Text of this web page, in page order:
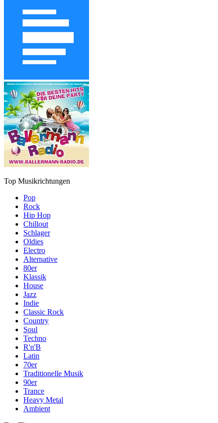
Top Musikrichtungen
Pop
Rock
Hip Hop
Chillout
Schlager
Oldies
Electro
Alternative
80er
Klassik
House
Jazz
Indie
Classic Rock
Country
Soul
Techno
R'n'B
Latin
70er
Traditionelle Musik
90er
Trance
Heavy Metal
Ambient